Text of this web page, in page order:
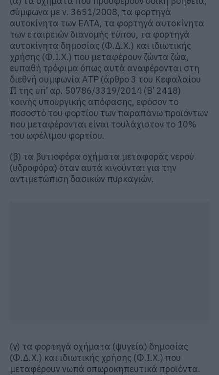
σύμφωνα με ν. 3651/2008, τα φορτηγά
αυτοκίνητα των ΕΛΤΑ, τα φορτηγά αυτοκίνητα
των εταιρειών διανομής τύπου, τα φορτηγά
αυτοκίνητα δημοσίας (Φ.Δ.Χ.) και ιδιωτικής
χρήσης (Φ.Ι.Χ.) που μεταφέρουν ζώντα ζώα,
ευπαθή τρόφιμα όπως αυτά αναφέρονται στη
διεθνή συμφωνία ΑΤΡ (άρθρο 3 του Κεφαλαίου
ΙΙ της υπ’ αρ. 50786/3319/2014 (Β’ 2418)
κοινής υπουργικής απόφασης, εφόσον το
ποσοστό του φορτίου των παραπάνω προϊόντων
που μεταφέρονται είναι τουλάχιστον το 10%
του ωφέλιμου φορτίου.
(β) τα βυτιοφόρα οχήματα μεταφοράς νερού
(υδροφόρα) όταν αυτά κινούνται για την
αντιμετώπιση δασικών πυρκαγιών.
(γ) τα φορτηγά οχήματα (ψυγεία) δημοσίας
(Φ.Δ.Χ.) και ιδιωτικής χρήσης (Φ.Ι.Χ.) που
μεταφέρουν νωπά οπωροκηπευτικά προϊόντα.